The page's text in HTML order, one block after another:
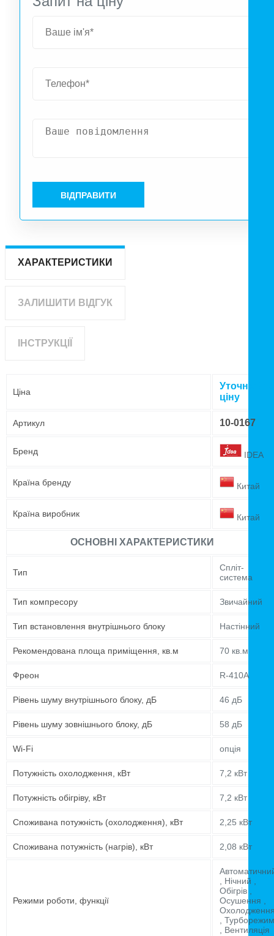
ВІДПРАВИТИ
ХАРАКТЕРИСТИКИ
ЗАЛИШИТИ ВІДГУК
ІНСТРУКЦІЇ
Ціна
Уточнюйте
ціну
Артикул 10-0167
Бренд IDEA
Країна бренду Китай
Країна виробник Китай
ОСНОВНІ ХАРАКТЕРИСТИКИ
Тип
Спліт-
система
Тип компресору Звичайний
Тип встановлення внутрішнього блоку Настінний
Рекомендована площа приміщення, кв.м 70 кв.м
Фреон R-410A
Рівень шуму внутрішнього блоку, дБ 46 дБ
Рівень шуму зовнішнього блоку, дБ 58 дБ
Wi-Fi опція
Потужність охолодження, кВт 7,2 кВт
Потужність обігріву, кВт 7,2 кВт
Споживана потужність (охолодження), кВт 2,25 кВт
Споживана потужність (нагрів), кВт 2,08 кВт
Режими роботи, функції
, Нічний ,
Обігрів ,
Осушення ,
, Турборежим
, Вентиляція